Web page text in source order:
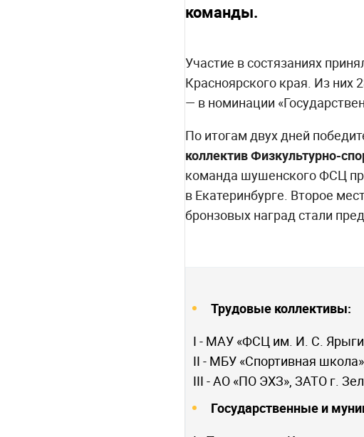
команды.
Участие в состязаниях
Красноярского края. Из них
— в номинации
По итогам двух дней
коллектив Физкультурно-
команда шушенского ФСЦ
в Екатеринбурге. Второе
бронзовых наград стали
Трудовые коллективы:
I - МАУ «ФСЦ им. И. С.
II - МБУ «Спортивная
III - АО «ПО ЭХЗ», ЗАТО г.
Государственные и